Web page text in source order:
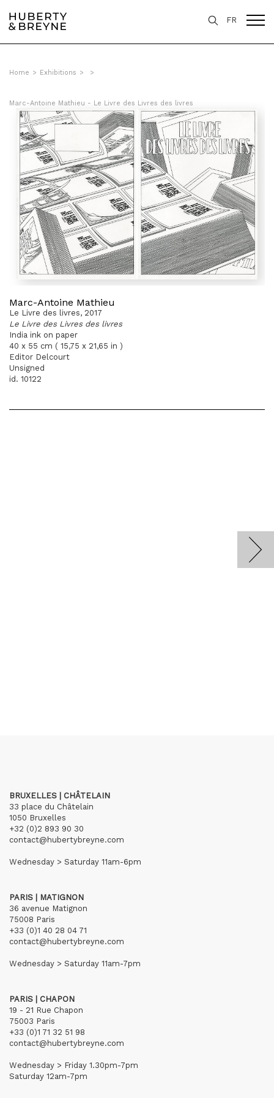
FR
Home > Exhibitions > >
Marc-Antoine Mathieu - Le Livre des Livres des livres
Marc-Antoine Mathieu
Le Livre des livres, 2017
Le Livre des Livres des livres
India ink on paper
40 x 55 cm ( 15,75 x 21,65 in )
Editor Delcourt
Unsigned
id. 10122
BRUXELLES | CHÂTELAIN
33 place du Châtelain
1050 Bruxelles
+32 (0)2 893 90 30
contact@hubertybreyne.com
Wednesday > Saturday 11am-6pm
PARIS | MATIGNON
36 avenue Matignon
75008 Paris
+33 (0)1 40 28 04 71
contact@hubertybreyne.com
Wednesday > Saturday 11am-7pm
PARIS | CHAPON
19 - 21 Rue Chapon
75003 Paris
+33 (0)1 71 32 51 98
contact@hubertybreyne.com
Wednesday > Friday 1.30pm-7pm
Saturday 12am-7pm